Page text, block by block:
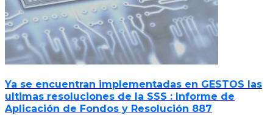
Ya se encuentran implementadas en GESTOS las
ultimas resoluciones de la SSS : Informe de
Aplicación de Fondos y Resolución 887